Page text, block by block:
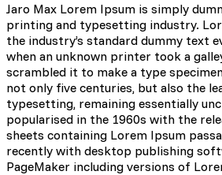
Jaro Max Lorem Ipsum is simply
printing and typesetting industry.
the industry’s standard dummy text
when an unknown printer took a
scrambled it to make a type
not only five centuries, but also the
typesetting, remaining essentially
popularised in the 1960s with the
sheets containing Lorem Ipsum
recently with desktop publishing
PageMaker including versions of